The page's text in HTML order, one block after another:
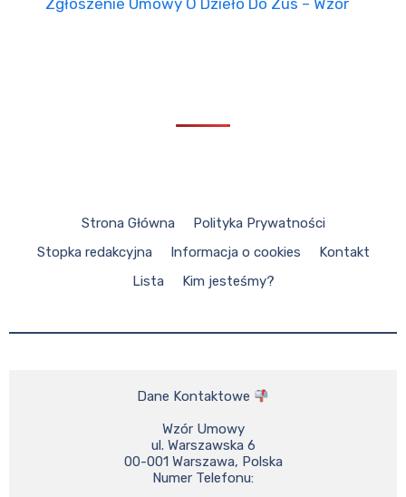
Zgłoszenie Umowy O Dzieło Do Zus – Wzór
Strona Główna
Polityka Prywatności
Stopka redakcyjna
Informacja o cookies
Kontakt
Lista
Kim jesteśmy?
Dane Kontaktowe
Wzór Umowy
ul. Warszawska 6
00-001 Warszawa, Polska
Numer Telefonu: